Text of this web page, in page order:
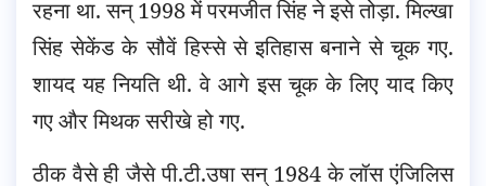
रहना था. सन् 1998 में परमजीत सिंह ने इसे तोड़ा. मिल्खा
सिंह सेकेंड के सौवें हिस्से से इतिहास बनाने से चूक गए.
शायद यह नियति थी. वे आगे इस चूक के लिए याद किए
गए और मिथक सरीखे हो गए.
ठीक वैसे ही जैसे पी.टी.उषा सन् 1984 के लॉस एंजिलिस